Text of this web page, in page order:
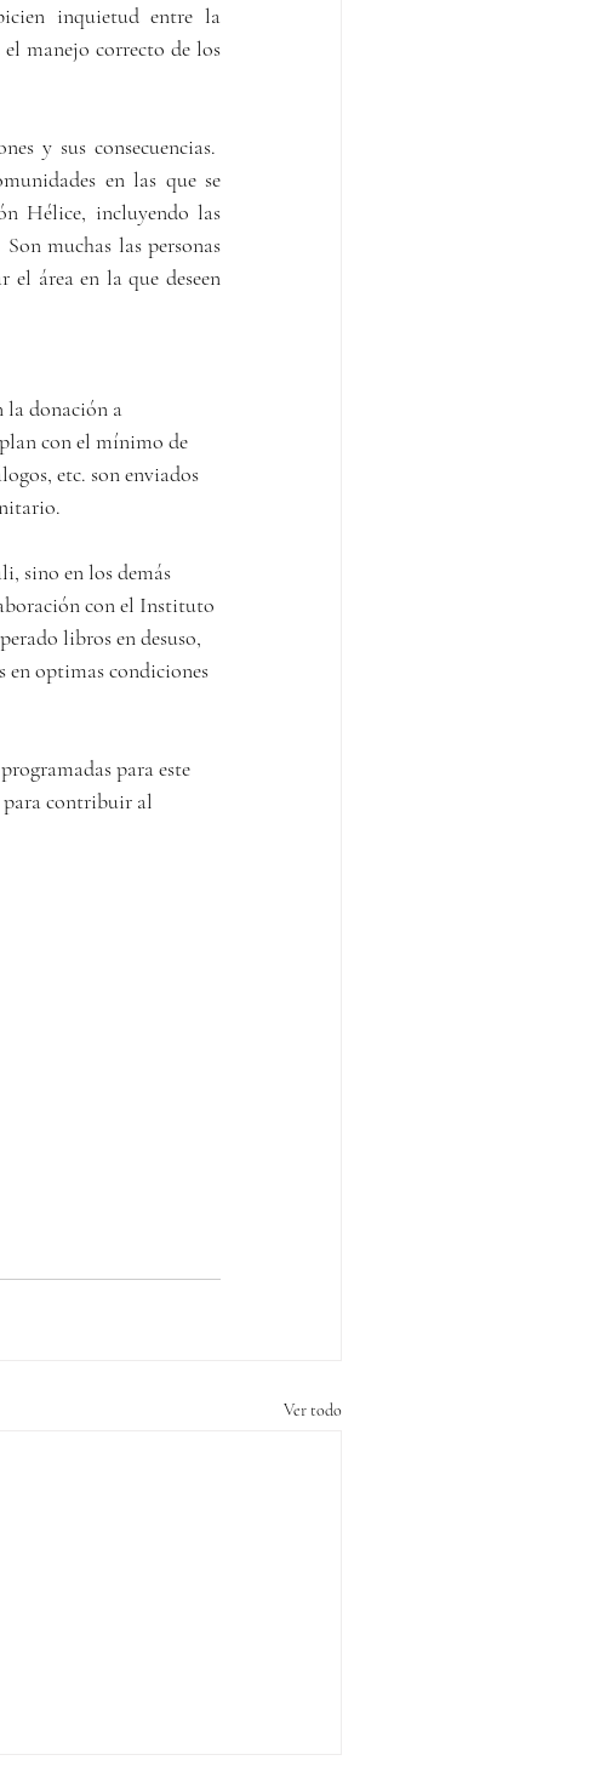
inquietud entre la
manejo correcto de los
y sus consecuencias.
en las que se
Hélice, incluyendo las
muchas las personas
el área en la que deseen
la donación a
con el mínimo de
etc. son enviados
sino en los demás
con el Instituto
libros en desuso,
en optimas condiciones
para este
para contribuir al
Ver todo